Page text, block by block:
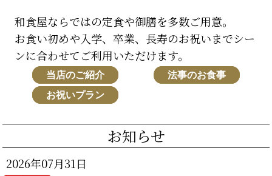
和食屋ならではの定食や御膳を多数ご用意。
お食い初めや入学、卒業、長寿のお祝いまでシー
ンに合わせてご利用いただけます。
当店のご紹介
法事のお食事
お祝いプラン
お知らせ
2026年07月31日